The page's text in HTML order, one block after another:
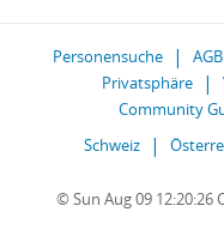
Personensuche AGB
Privatsphäre
Community
Schweiz
© Sun Aug 09 12:20:26